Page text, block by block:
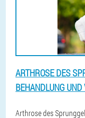
ARTHROSE DES
BEHANDLUNG UND
Arthrose des